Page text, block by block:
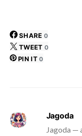
SHARE 0
TWEET 0
PIN IT 0
Jagoda
Jagoda —